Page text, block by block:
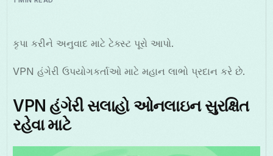
કૃપા કરીને અનુવાદ માટે ટેક્સ્ટ પૂરો આપો.
VPN હંગેરી ઉપયોગકર્તાઓ માટે મહાન લાભો પ્રદાન કરે છે.
VPN હંગેરી સલાહો ઓનલાઇન સુરક્ષિત
રહેવા માટે